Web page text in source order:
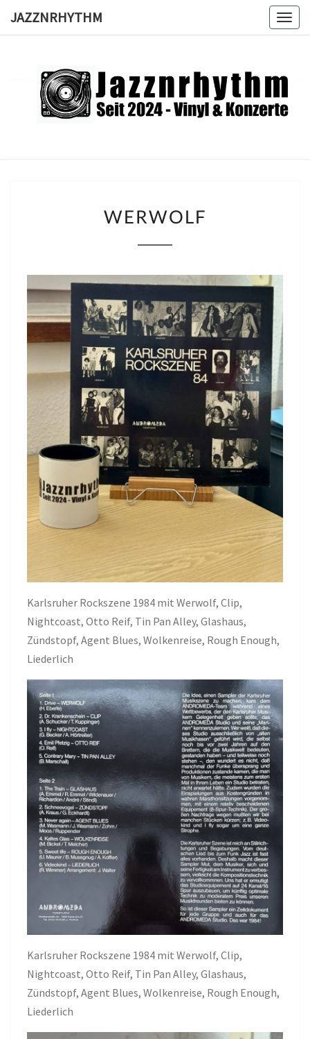
JAZZNRHYTHM
Seit
2024 –
WERWOLF
Karlsruher Rockszene 1984 mit Werwolf, Clip,
Nightcoast, Otto Reif, Tin Pan Alley, Glashaus,
Zündstopf, Agent Blues, Wolkenreise, Rough Enough,
Liederlich
Karlsruher Rockszene 1984 mit Werwolf, Clip,
Nightcoast, Otto Reif, Tin Pan Alley, Glashaus,
Zündstopf, Agent Blues, Wolkenreise, Rough Enough,
Liederlich